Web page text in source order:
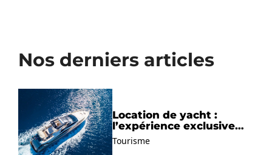
Nos derniers articles
Location de yacht :
l’expérience exclusive
pour découvrir la
Méditerranée autrement
Tourisme